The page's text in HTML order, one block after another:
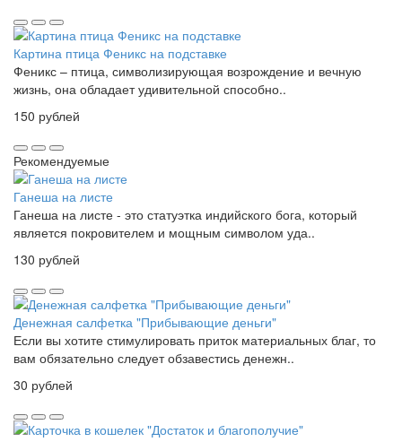
Картина птица Феникс на подставке
Феникс – птица, символизирующая возрождение и вечную
жизнь, она обладает удивительной способно..
150 рублей
Рекомендуемые
Ганеша на листе
Ганеша на листе - это статуэтка индийского бога, который
является покровителем и мощным символом уда..
130 рублей
Денежная салфетка "Прибывающие деньги"
Если вы хотите стимулировать приток материальных благ, то
вам обязательно следует обзавестись денежн..
30 рублей